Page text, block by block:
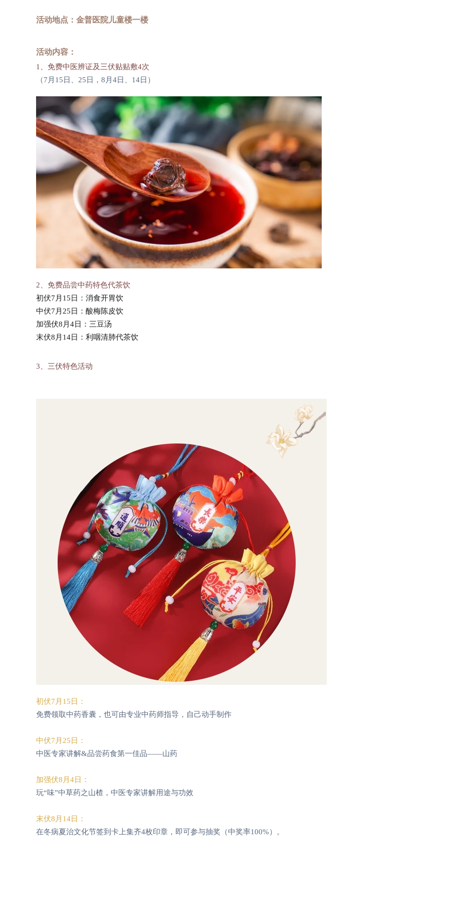
活动地点：金普医院儿童楼一楼
活动内容：
1、免费中医辨证及三伏贴贴敷4次
（7月15日、25日，8月4日、14日）
2、免费品尝中药特色代茶饮
初伏7月15日：消食开胃饮
中伏7月25日：酸梅陈皮饮
加强伏8月4日：三豆汤
末伏8月14日：利咽清肺代茶饮
3、三伏特色活动
初伏7月15日：
免费领取中药香囊，也可由专业中药师指导，自己动手制作
中伏7月25日：
中医专家讲解&品尝药食第一佳品——山药
加强伏8月4日：
玩“味”中草药之山楂，中医专家讲解用途与功效
末伏8月14日：
在冬病夏治文化节签到卡上集齐4枚印章，即可参与抽奖（中奖率100%）
。